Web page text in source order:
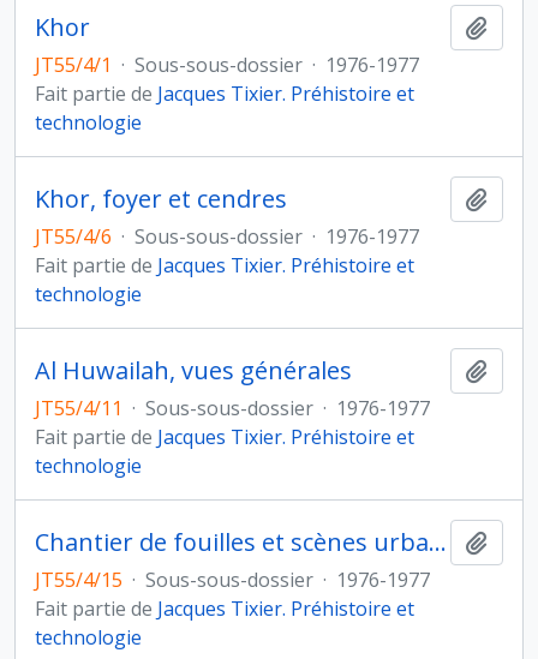
Khor
JT55/4/1 · Sous-sous-dossier · 1976-1977
Fait partie de Jacques Tixier. Préhistoire et
technologie
Khor, foyer et cendres
JT55/4/6 · Sous-sous-dossier · 1976-1977
Fait partie de Jacques Tixier. Préhistoire et
technologie
Al Huwailah, vues générales
JT55/4/11 · Sous-sous-dossier · 1976-1977
Fait partie de Jacques Tixier. Préhistoire et
technologie
Chantier de fouilles et scènes urbaines
JT55/4/15 · Sous-sous-dossier · 1976-1977
Fait partie de Jacques Tixier. Préhistoire et
technologie